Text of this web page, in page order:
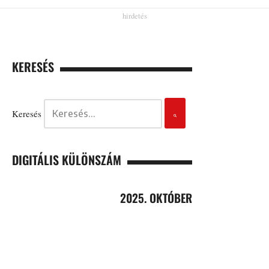
KERESÉS
Keresés
DIGITÁLIS KÜLÖNSZÁM
2025. OKTÓBER